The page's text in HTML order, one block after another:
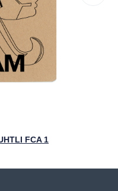
FCA 1